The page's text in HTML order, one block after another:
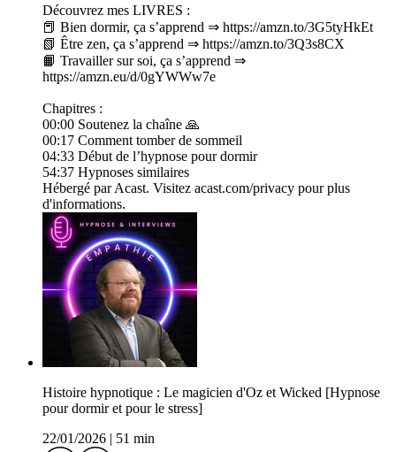
Découvrez mes LIVRES :
📕 Bien dormir, ça s’apprend ⇒ https://amzn.to/3G5tyHkEt
📗 Être zen, ça s’apprend ⇒ https://amzn.to/3Q3s8CX
📙 Travailler sur soi, ça s’apprend ⇒
https://amzn.eu/d/0gYWWw7e
Chapitres :
00:00 Soutenez la chaîne 🙏
00:17 Comment tomber de sommeil
04:33 Début de l’hypnose pour dormir
54:37 Hypnoses similaires
Hébergé par Acast. Visitez acast.com/privacy pour plus
d'informations.
Histoire hypnotique : Le magicien d'Oz et Wicked [Hypnose
pour dormir et pour le stress]
22/01/2026
51 min